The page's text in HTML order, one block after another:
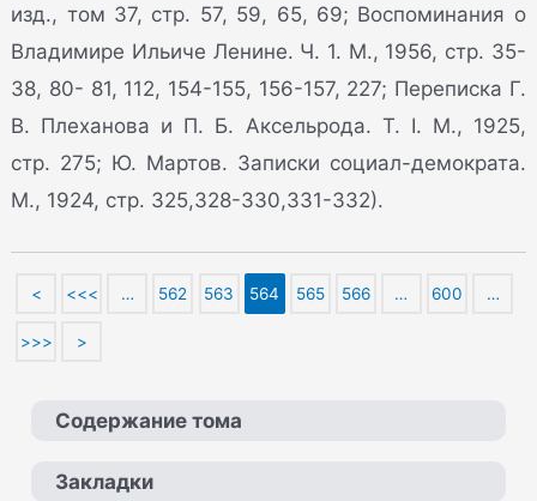
изд., том 37, стр. 57, 59, 65, 69; Воспоминания о
Владимире Ильиче Ленине. Ч. 1. М., 1956, стр. 35-
38, 80- 81, 112, 154-155, 156-157, 227; Переписка Г.
В. Плеханова и П. Б. Аксельрода. Т. I. М., 1925,
стр. 275; Ю. Мартов. Записки социал-демократа.
М., 1924, стр. 325,328-330,331-332).
< <<< … 562 563 564 565 566 … 600 …
>>> >
Содержание тома
Закладки